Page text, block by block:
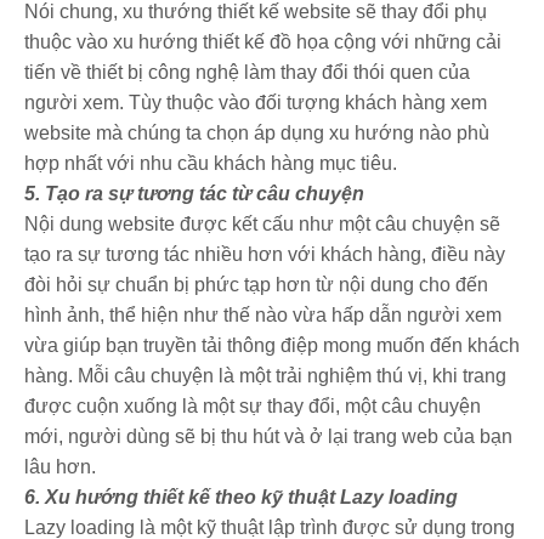
Nói chung, xu thướng thiết kế website sẽ thay đổi phụ
thuộc vào xu hướng thiết kế đồ họa cộng với những cải
tiến về thiết bị công nghệ làm thay đổi thói quen của
người xem. Tùy thuộc vào đối tượng khách hàng xem
website mà chúng ta chọn áp dụng xu hướng nào phù
hợp nhất với nhu cầu khách hàng mục tiêu.
5. Tạo ra sự tương tác từ câu chuyện
Nội dung website được kết cấu như một câu chuyện sẽ
tạo ra sự tương tác nhiều hơn với khách hàng, điều này
đòi hỏi sự chuẩn bị phức tạp hơn từ nội dung cho đến
hình ảnh, thể hiện như thế nào vừa hấp dẫn người xem
vừa giúp bạn truyền tải thông điệp mong muốn đến khách
hàng. Mỗi câu chuyện là một trải nghiệm thú vị, khi trang
được cuộn xuống là một sự thay đổi, một câu chuyện
mới, người dùng sẽ bị thu hút và ở lại trang web của bạn
lâu hơn.
6. Xu hướng thiết kế theo kỹ thuật Lazy loading
Lazy loading là một kỹ thuật lập trình được sử dụng trong